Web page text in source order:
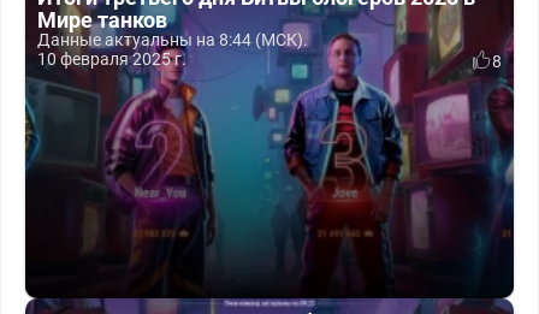
Мире танков
Данные актуальны на 8:44 (МСК).
10 февраля 2025 г.
8